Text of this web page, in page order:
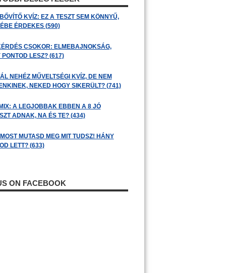
KVÍZ: EZ A TESZT SEM KÖNNYŰ,
ÉRDEKES (590)
CSOKOR: ELMEBAJNOKSÁG,
PONTOD LESZ? (617)
NEHÉZ MŰVELTSÉGI KVÍZ, DE NEM
NEKED HOGY SIKERÜLT? (741)
A LEGJOBBAK EBBEN A 8 JÓ
ADNAK, NA ÉS TE? (434)
MUTASD MEG MIT TUDSZ! HÁNY
LETT? (633)
ON FACEBOOK